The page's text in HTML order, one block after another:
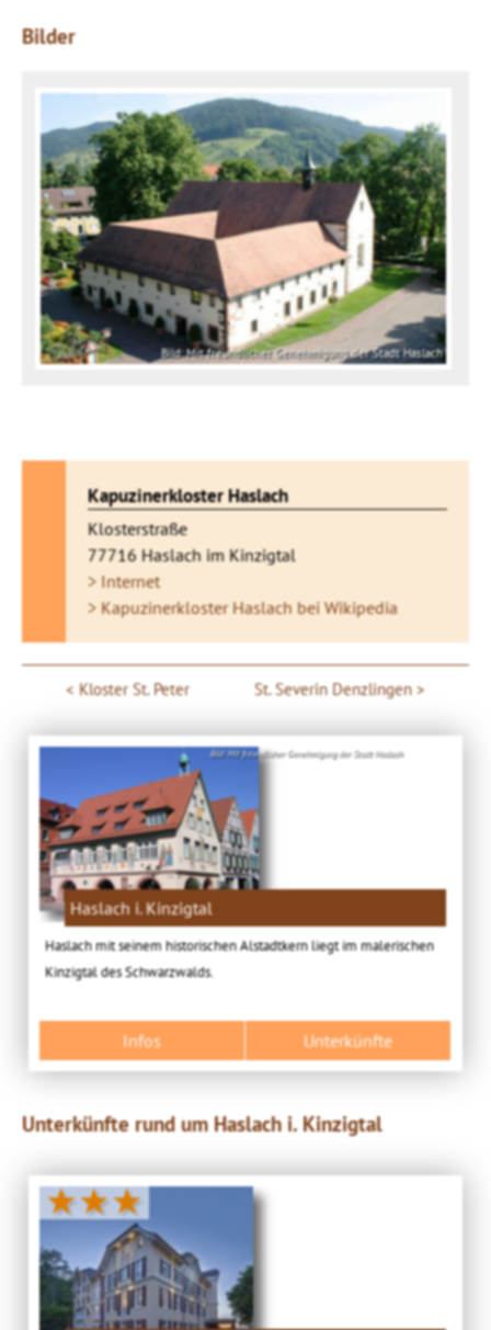
Bilder
Bild: Mit freundlicher Genehmigung der Stadt Haslach
Kapuzinerkloster Haslach
Klosterstraße
77716 Haslach im Kinzigtal
> Internet
> Kapuzinerkloster Haslach bei Wikipedia
Kloster St. Peter St. Severin Denzlingen
Bild: Mit freundlicher Genehmigung der Stadt Haslach
Haslach i. Kinzigtal
Haslach mit seinem historischen Alstadtkern liegt im malerischen
Kinzigtal des Schwarzwalds.
Infos Unterkünfte
Unterkünfte rund um Haslach i. Kinzigtal
★★★